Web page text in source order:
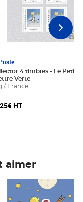
panier
4 timbres - Le Petit
Verte
/ France
HT
aimer
6,25€ HT